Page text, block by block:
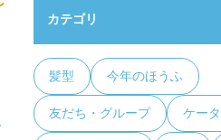
カテゴリ
髪型 今年のほうふ
友だち・グループ ケー